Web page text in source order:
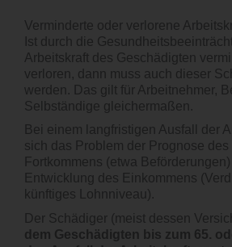
Verminderte oder verlorene
Ist durch die
Arbeitskraft des Geschädigten
verloren, dann muss auch dieser
werden. Das gilt für Arbeitnehmer,
Selbständige gleichermaßen.
Bei einem langfristigen Ausfall der
sich das Problem der Prognose des
Fortkommens (etwa
Entwicklung des Einkommens
künftiges Lohnniveau).
Der Schädiger (meist dessen
dem Geschädigten bis zum 65.